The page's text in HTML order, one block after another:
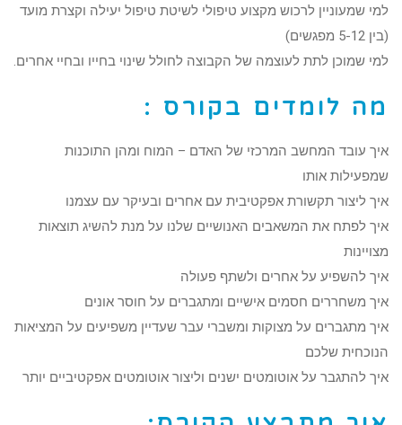
למי שמעוניין לרכוש מקצוע טיפולי לשיטת טיפול יעילה וקצרת מועד
(בין 5-12 מפגשים)
למי שמוכן לתת לעוצמה של הקבוצה לחולל שינוי בחייו ובחיי אחרים.
מה לומדים בקורס :
איך עובד המחשב המרכזי של האדם – המוח ומהן התוכנות
שמפעילות אותו
איך ליצור תקשורת אפקטיבית עם אחרים ובעיקר עם עצמנו
איך לפתח את המשאבים האנושיים שלנו על מנת להשיג תוצאות
מצויינות
איך להשפיע על אחרים ולשתף פעולה
איך משחררים חסמים אישיים ומתגברים על חוסר אונים
איך מתגברים על מצוקות ומשברי עבר שעדיין משפיעים על המציאות
הנוכחית שלכם
איך להתגבר על אוטומטים ישנים וליצור אוטומטים אפקטיביים יותר